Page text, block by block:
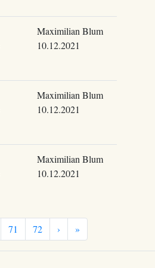
Maximilian Blum
10.12.2021
Maximilian Blum
10.12.2021
Maximilian Blum
10.12.2021
71 72 › »